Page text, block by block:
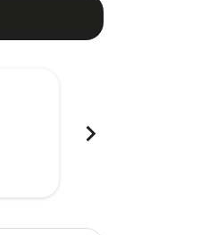
chevron_right